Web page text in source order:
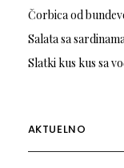
Čorbica od
Salata sa
Slatki kus kus sa
AKTUELNO